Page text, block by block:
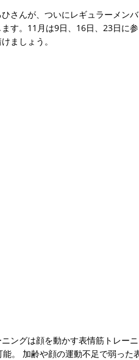
さんが、ついにレギュラーメンバ
す。11月は9日、16日、23日に参
ましょう。
ングは顔を動かす表情筋トレーニ
。 加齢や顔の運動不足で弱った